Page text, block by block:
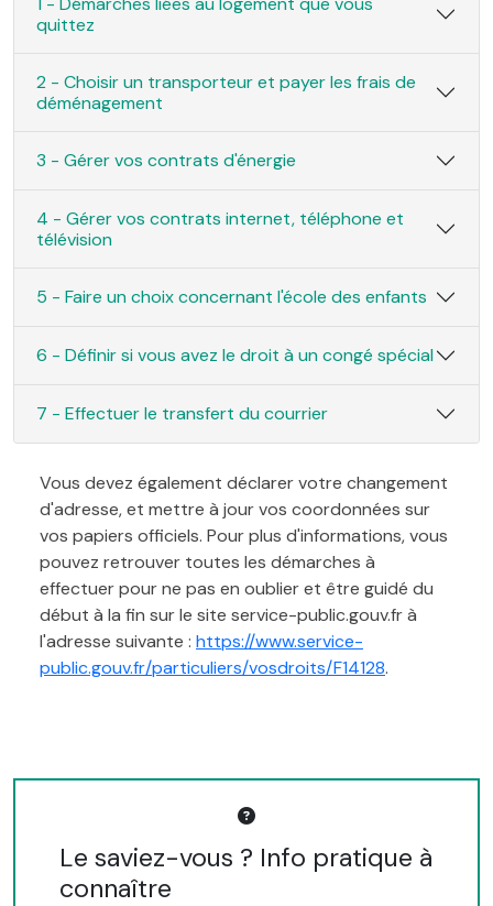
quittez
2 - Choisir un transporteur et payer les frais de
déménagement
3 - Gérer vos contrats d'énergie
4 - Gérer vos contrats internet, téléphone et
télévision
5 - Faire un choix concernant l'école des enfants
6 - Définir si vous avez le droit à un congé spécial
7 - Effectuer le transfert du courrier
Vous devez également déclarer votre changement
d'adresse, et mettre à jour vos coordonnées sur
vos papiers officiels. Pour plus d'informations, vous
pouvez retrouver toutes les démarches à
effectuer pour ne pas en oublier et être guidé du
début à la fin sur le site service-public.gouv.fr à
l'adresse suivante : https://www.service-
public.gouv.fr/particuliers/vosdroits/F14128.
Le saviez-vous ? Info pratique à
connaître